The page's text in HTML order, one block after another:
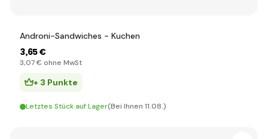
Androni-Sandwiches - Kuchen
3,65 €
3,07 € ohne MwSt
+ 3 Punkte
Letztes Stück auf Lager(Bei Ihnen 11.08.)